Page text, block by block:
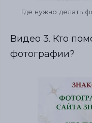
Где нужно делать
Видео 3. Кто
фотографии?